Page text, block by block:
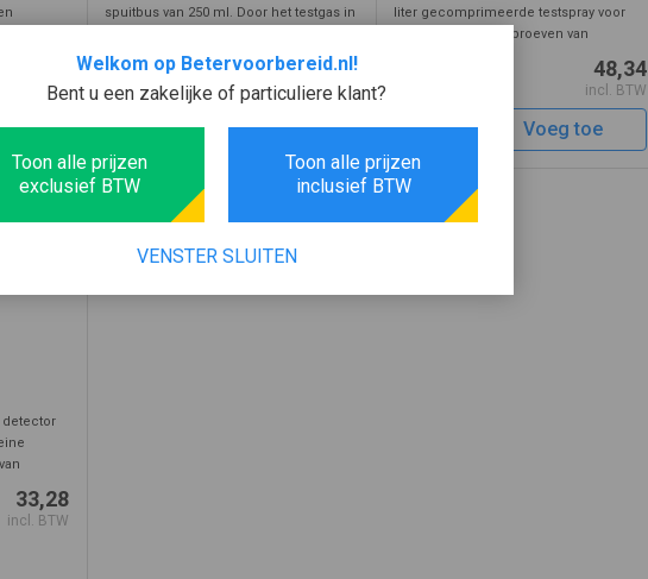
worden
testen
incl. BTW
spuitbus van 250 ml. Door het testgas in
functioneel worden getest. Met
testspray wordt een echte situatie
nagebootst.
63,53
incl. BTW
Voeg toe
liter gecomprimeerde testspray voor
het functioneel beproeven van
testgas tegen de melder te spuiten
wordt hij op een goede werking
48,34
incl. BTW
Voeg toe
detector
zorgt
bli ...
33,28
incl. BTW
Welkom op Betervoorbereid.nl!
Bent u een zakelijke of particuliere klant?
Toon alle prijzen
exclusief BTW
Toon alle prijzen
inclusief BTW
VENSTER SLUITEN